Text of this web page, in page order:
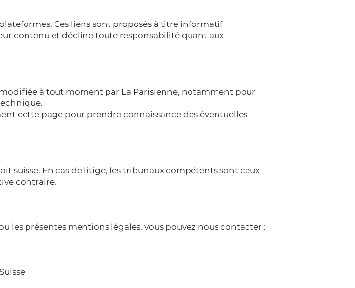
Ces liens sont proposés à titre informatif
contenu et décline toute responsabilité quant aux
à tout moment par La Parisienne, notamment pour
cette page pour prendre connaissance des éventuelles
suisse. En cas de litige, les tribunaux compétents sont ceux
contraire.
les présentes mentions légales, vous pouvez nous contacter :